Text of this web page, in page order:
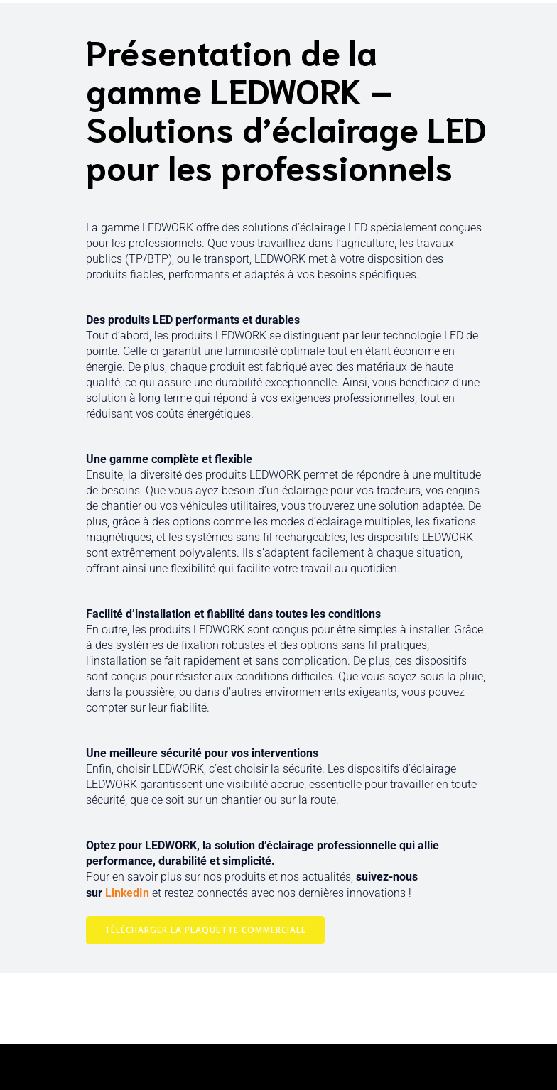
Présentation de la
gamme LEDWORK –
Solutions d’éclairage LED
pour les professionnels
La gamme LEDWORK offre des solutions d’éclairage LED spécialement conçues
pour les professionnels. Que vous travailliez dans l’agriculture, les travaux
publics (TP/BTP), ou le transport, LEDWORK met à votre disposition des
produits fiables, performants et adaptés à vos besoins spécifiques.
Des produits LED performants et durables
Tout d’abord, les produits LEDWORK se distinguent par leur technologie LED de
pointe. Celle-ci garantit une luminosité optimale tout en étant économe en
énergie. De plus, chaque produit est fabriqué avec des matériaux de haute
qualité, ce qui assure une durabilité exceptionnelle. Ainsi, vous bénéficiez d’une
solution à long terme qui répond à vos exigences professionnelles, tout en
réduisant vos coûts énergétiques.
Une gamme complète et flexible
Ensuite, la diversité des produits LEDWORK permet de répondre à une multitude
de besoins. Que vous ayez besoin d’un éclairage pour vos tracteurs, vos engins
de chantier ou vos véhicules utilitaires, vous trouverez une solution adaptée. De
plus, grâce à des options comme les modes d’éclairage multiples, les fixations
magnétiques, et les systèmes sans fil rechargeables, les dispositifs LEDWORK
sont extrêmement polyvalents. Ils s’adaptent facilement à chaque situation,
offrant ainsi une flexibilité qui facilite votre travail au quotidien.
Facilité d’installation et fiabilité dans toutes les conditions
En outre, les produits LEDWORK sont conçus pour être simples à installer. Grâce
à des systèmes de fixation robustes et des options sans fil pratiques,
l’installation se fait rapidement et sans complication. De plus, ces dispositifs
sont conçus pour résister aux conditions difficiles. Que vous soyez sous la pluie,
dans la poussière, ou dans d’autres environnements exigeants, vous pouvez
compter sur leur fiabilité.
Une meilleure sécurité pour vos interventions
Enfin, choisir LEDWORK, c’est choisir la sécurité. Les dispositifs d’éclairage
LEDWORK garantissent une visibilité accrue, essentielle pour travailler en toute
sécurité, que ce soit sur un chantier ou sur la route.
Optez pour LEDWORK, la solution d’éclairage professionnelle qui allie
performance, durabilité et simplicité.
Pour en savoir plus sur nos produits et nos actualités, suivez-nous
sur LinkedIn et restez connectés avec nos dernières innovations !
TÉLÉCHARGER LA PLAQUETTE COMMERCIALE